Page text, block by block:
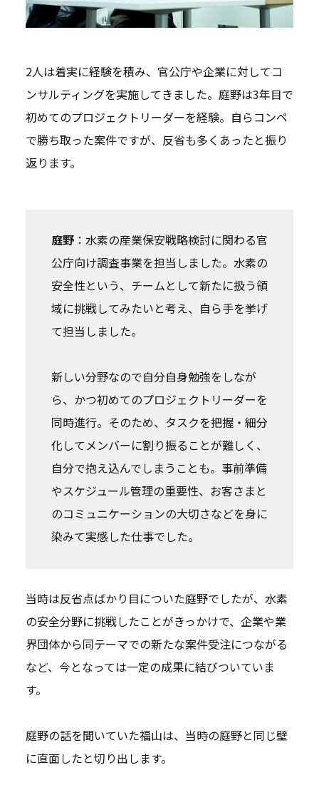
2人は着実に経験を積み、官公庁や企業に対してコ
ンサルティングを実施してきました。庭野は3年目で
初めてのプロジェクトリーダーを経験。自らコンペ
で勝ち取った案件ですが、反省も多くあったと振り
返ります。
庭野：水素の産業保安戦略検討に関わる官
公庁向け調査事業を担当しました。水素の
安全性という、チームとして新たに扱う領
域に挑戦してみたいと考え、自ら手を挙げ
て担当しました。
新しい分野なので自分自身勉強をしなが
ら、かつ初めてのプロジェクトリーダーを
同時進行。そのため、タスクを把握・細分
化してメンバーに割り振ることが難しく、
自分で抱え込んでしまうことも。事前準備
やスケジュール管理の重要性、お客さまと
のコミュニケーションの大切さなどを身に
染みて実感した仕事でした。
当時は反省点ばかり目についた庭野でしたが、水素
の安全分野に挑戦したことがきっかけで、企業や業
界団体から同テーマでの新たな案件受注につながる
など、今となっては一定の成果に結びついていま
す。
庭野の話を聞いていた福山は、当時の庭野と同じ壁
に直面したと切り出します。